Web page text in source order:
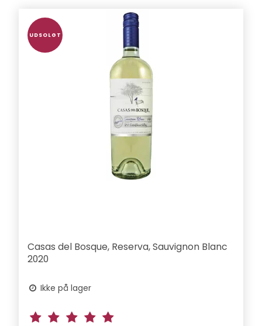
UDSOLGT
Casas del Bosque, Reserva, Sauvignon Blanc
2020
Ikke på lager